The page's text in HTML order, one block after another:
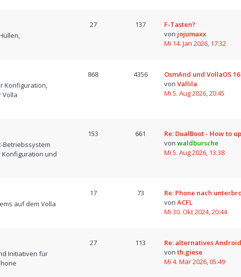
27 137
F-Tasten?
von jojumaxx
Mi 14. Jan 2026, 17:32
Konfiguration,
Volla
868 4356
OsmAnd und VollaOS 16
von Vallila
Mi 5. Aug 2026, 20:45
Betriebssystem
Konfiguration und
153 661
Re: DualBoot - How to
von waldbursche
Mi 5. Aug 2026, 13:38
auf dem Volla
17 73
Re: Phone nach
von ACFL
Mi 30. Okt 2024, 20:44
Initiativen für
27 113
Re: alternatives
von th.giese
Mi 4. Mär 2026, 05:49